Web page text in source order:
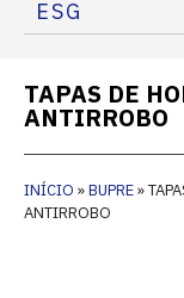
ESG
TAPAS DE
ANTIRROBO
INÍCIO »BUPRE»
ANTIRROBO